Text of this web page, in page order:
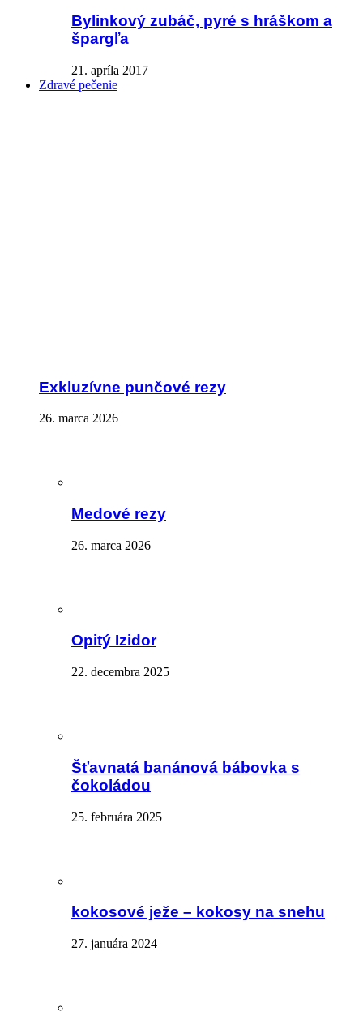
Bylinkový zubáč, pyré s hráškom a
špargľa
21. apríla 2017
Zdravé pečenie
Exkluzívne punčové rezy
26. marca 2026
Medové rezy
26. marca 2026
Opitý Izidor
22. decembra 2025
Šťavnatá banánová bábovka s
čokoládou
25. februára 2025
kokosové ježe – kokosy na snehu
27. januára 2024